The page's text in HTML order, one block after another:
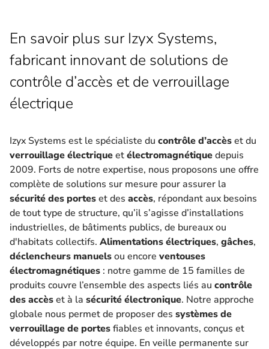
En savoir plus sur Izyx Systems,
fabricant innovant de solutions de
contrôle d’accès et de verrouillage
électrique
Izyx Systems est le spécialiste du contrôle d’accèset du
verrouillage électriqueetélectromagnétiquedepuis
2009. Forts de notre expertise, nous proposons une offre
complète de solutions sur mesure pour assurer la
sécurité des porteset des accès, répondant aux besoins
de tout type de structure, qu’il s’agisse d’installations
industrielles, de bâtiments publics, de bureaux ou
d'habitats collectifs. Alimentations électriques, gâches,
déclencheurs manuelsou encore ventouses
électromagnétiques : notre gamme de 15 familles de
produits couvre l’ensemble des aspects liés au contrôle
des accèset à la sécurité électronique. Notre approche
globale nous permet de proposer des systèmes de
verrouillage de portesfiables et innovants, conçus et
développés par notre équipe. En veille permanente sur